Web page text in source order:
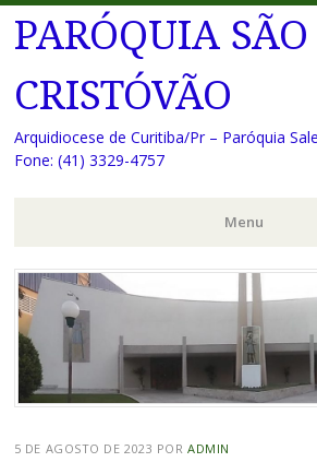
PARÓQUIA SÃO
CRISTÓVÃO
Arquidiocese de Curitiba/Pr – Paróquia
Fone: (41) 3329-4757
Menu
Pular
para
o
conteúdo
5 DE AGOSTO DE 2023 POR ADMIN